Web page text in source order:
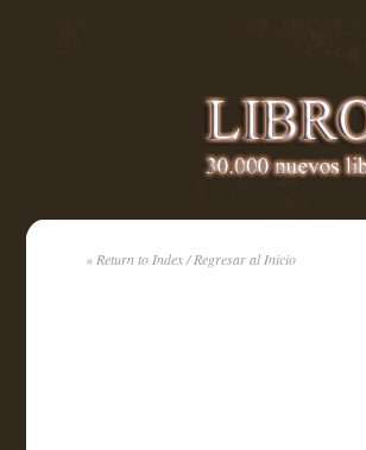
« Return to Index / Regresar al Inicio